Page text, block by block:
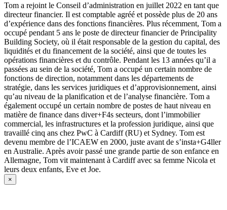
Tom a rejoint le Conseil d’administration en juillet 2022 en tant que
directeur financier. Il est comptable agréé et possède plus de 20 ans
d’expérience dans des fonctions financières. Plus récemment, Tom a
occupé pendant 5 ans le poste de directeur financier de Principality
Building Society, où il était responsable de la gestion du capital, des
liquidités et du financement de la société, ainsi que de toutes les
opérations financières et du contrôle. Pendant les 13 années qu’il a
passées au sein de la société, Tom a occupé un certain nombre de
fonctions de direction, notamment dans les départements de
stratégie, dans les services juridiques et d’approvisionnement, ainsi
qu’au niveau de la planification et de l’analyse financière. Tom a
également occupé un certain nombre de postes de haut niveau en
matière de finance dans diver+F4s secteurs, dont l’immobilier
commercial, les infrastructures et la profession juridique, ainsi que
travaillé cinq ans chez PwC à Cardiff (RU) et Sydney. Tom est
devenu membre de l’ICAEW en 2000, juste avant de s’insta+G4ller
en Australie. Après avoir passé une grande partie de son enfance en
Allemagne, Tom vit maintenant à Cardiff avec sa femme Nicola et
leurs deux enfants, Eve et Joe.
×